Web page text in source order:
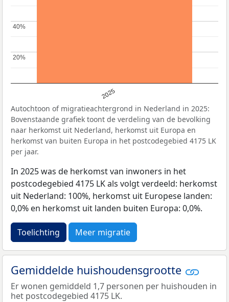
2025
20%
20%
40%
40%
Autochtoon of migratieachtergrond in Nederland in 2025:
Bovenstaande grafiek toont de verdeling van de bevolking
naar herkomst uit Nederland, herkomst uit Europa en
herkomst van buiten Europa in het postcodegebied 4175 LK
per jaar.
In 2025 was de herkomst van inwoners in het
postcodegebied 4175 LK als volgt verdeeld: herkomst
uit Nederland: 100%, herkomst uit Europese landen:
0,0% en herkomst uit landen buiten Europa: 0,0%.
Toelichting Meer migratie
Gemiddelde huishoudensgrootte
Er wonen gemiddeld 1,7 personen per huishouden in
het postcodegebied 4175 LK.